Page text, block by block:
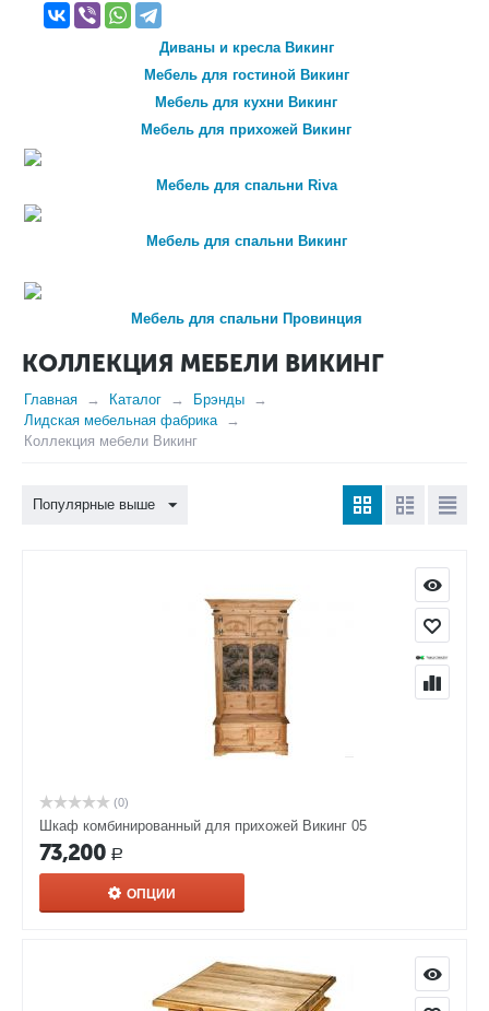
туалетные столики
цоколь мебельный
шкафы настенные для кухни
шкафы открытые для кухни
шкафы под мойку для кухни
элементы кухни
Диваны и кресла Викинг
Мебель для гостиной Викинг
Мебель для кухни Викинг
Мебель для прихожей Викинг
Мебель для спальни Riva
Мебель для спальни Викинг
Мебель для спальни Провинция
КОЛЛЕКЦИЯ МЕБЕЛИ ВИКИНГ
Главная Каталог
Брэнды
Лидская мебельная фабрика
Коллекция мебели Викинг
Популярные выше
(0)
Шкаф комбинированный для прихожей Викинг 05
73,200 Р
ОПЦИИ